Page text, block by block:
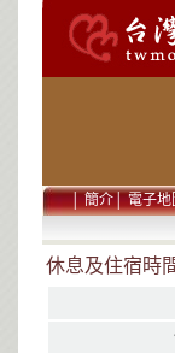
│簡介│電子地
休息及住宿時